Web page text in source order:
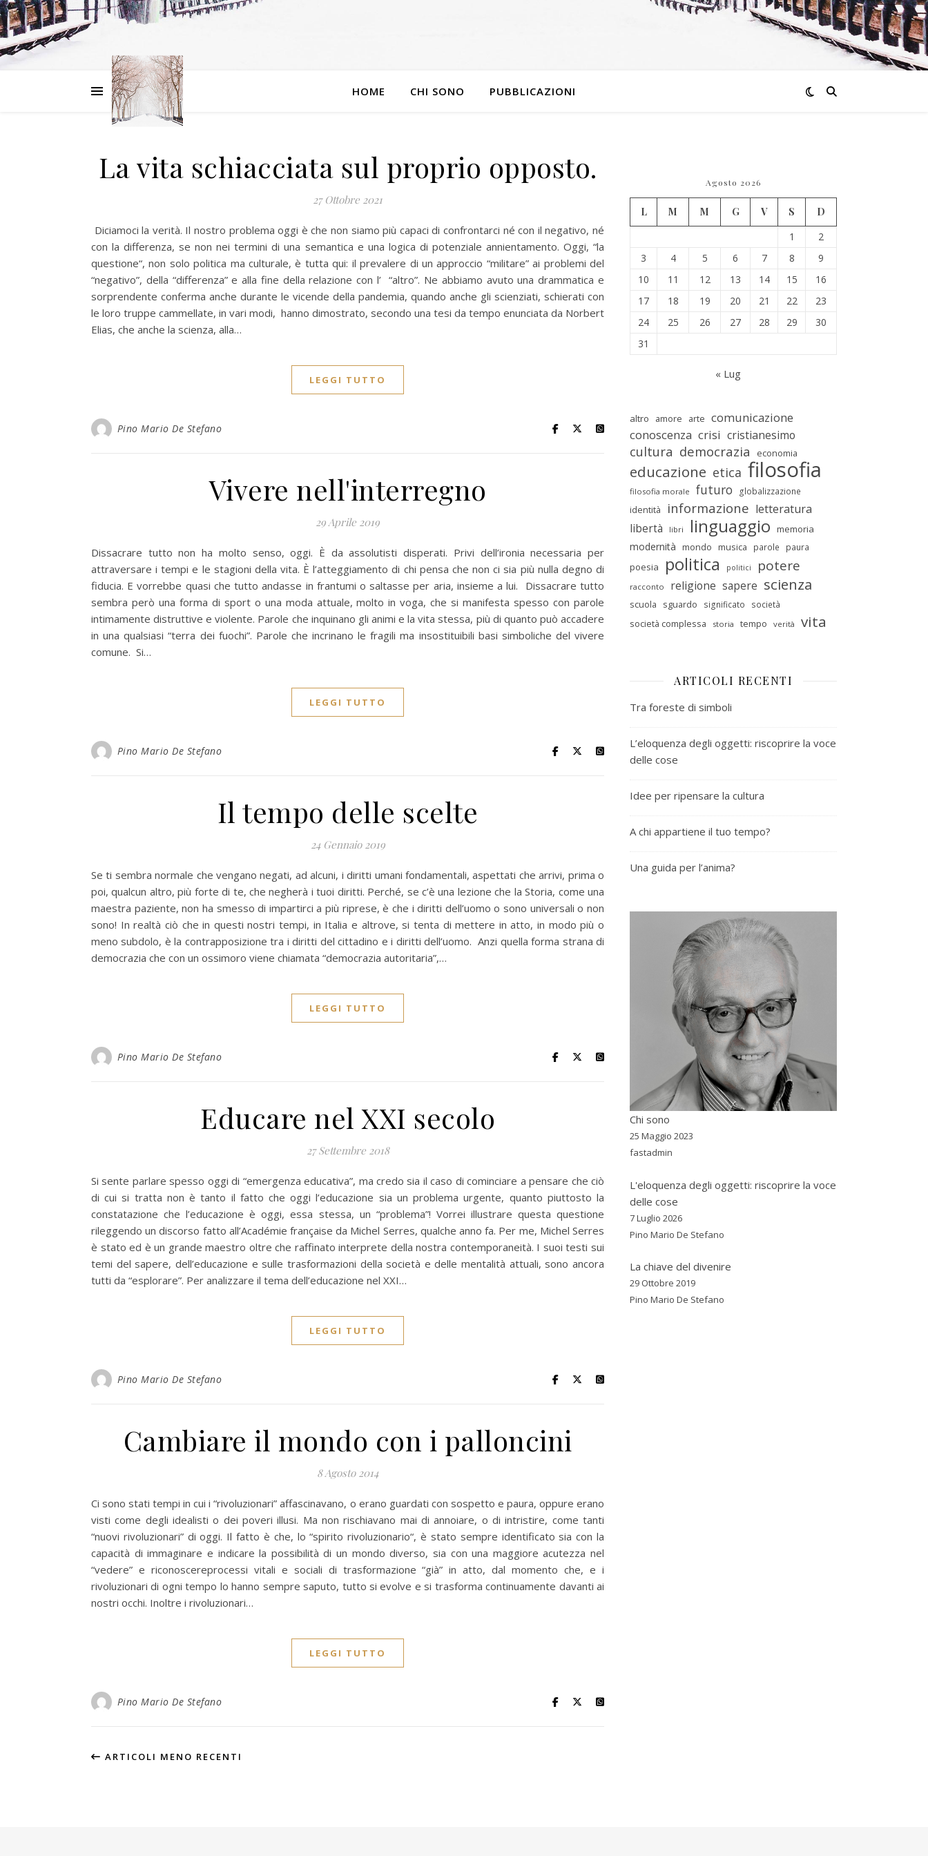
HOME CHI SONO PUBBLICAZIONI
La vita schiacciata sul proprio opposto.
27 Ottobre 2021
Diciamoci la verità. Il nostro problema oggi è che non siamo più capaci di confrontarci né con il negativo, né
con la differenza, se non nei termini di una semantica e una logica di potenziale annientamento. Oggi, “la
questione“, non solo politica ma culturale, è tutta qui: il prevalere di un approccio “militare” ai problemi del
“negativo”, della “differenza” e alla fine della relazione con l’ “altro”. Ne abbiamo avuto una drammatica e
sorprendente conferma anche durante le vicende della pandemia, quando anche gli scienziati, schierati con
le loro truppe cammellate, in vari modi, hanno dimostrato, secondo una tesi da tempo enunciata da Norbert
Elias, che anche la scienza, alla…
LEGGI TUTTO
Pino Mario De Stefano
Vivere nell'interregno
29 Aprile 2019
Dissacrare tutto non ha molto senso, oggi. È da assolutisti disperati. Privi dell’ironia necessaria per
attraversare i tempi e le stagioni della vita. È l’atteggiamento di chi pensa che non ci sia più nulla degno di
fiducia. E vorrebbe quasi che tutto andasse in frantumi o saltasse per aria, insieme a lui. Dissacrare tutto
sembra però una forma di sport o una moda attuale, molto in voga, che si manifesta spesso con parole
intimamente distruttive e violente. Parole che inquinano gli animi e la vita stessa, più di quanto può accadere
in una qualsiasi “terra dei fuochi”. Parole che incrinano le fragili ma insostituibili basi simboliche del vivere
comune. Si…
LEGGI TUTTO
Pino Mario De Stefano
Il tempo delle scelte
24 Gennaio 2019
Se ti sembra normale che vengano negati, ad alcuni, i diritti umani fondamentali, aspettati che arrivi, prima o
poi, qualcun altro, più forte di te, che negherà i tuoi diritti. Perché, se c’è una lezione che la Storia, come una
maestra paziente, non ha smesso di impartirci a più riprese, è che i diritti dell’uomo o sono universali o non
sono! In realtà ciò che in questi nostri tempi, in Italia e altrove, si tenta di mettere in atto, in modo più o
meno subdolo, è la contrapposizione tra i diritti del cittadino e i diritti dell’uomo. Anzi quella forma strana di
democrazia che con un ossimoro viene chiamata “democrazia autoritaria”,…
LEGGI TUTTO
Pino Mario De Stefano
Educare nel XXI secolo
27 Settembre 2018
Si sente parlare spesso oggi di “emergenza educativa”, ma credo sia il caso di cominciare a pensare che ciò
di cui si tratta non è tanto il fatto che oggi l’educazione sia un problema urgente, quanto piuttosto la
constatazione che l’educazione è oggi, essa stessa, un “problema”! Vorrei illustrare questa questione
rileggendo un discorso fatto all’Académie française da Michel Serres, qualche anno fa. Per me, Michel Serres
è stato ed è un grande maestro oltre che raffinato interprete della nostra contemporaneità. I suoi testi sui
temi del sapere, dell’educazione e sulle trasformazioni della società e delle mentalità attuali, sono ancora
tutti da “esplorare”. Per analizzare il tema dell’educazione nel XXI…
LEGGI TUTTO
Pino Mario De Stefano
Cambiare il mondo con i palloncini
8 Agosto 2014
Ci sono stati tempi in cui i “rivoluzionari” affascinavano, o erano guardati con sospetto e paura, oppure erano
visti come degli idealisti o dei poveri illusi. Ma non rischiavano mai di annoiare, o di intristire, come tanti
“nuovi rivoluzionari” di oggi. Il fatto è che, lo “spirito rivoluzionario“, è stato sempre identificato sia con la
capacità di immaginare e indicare la possibilità di un mondo diverso, sia con una maggiore acutezza nel
“vedere” e riconoscereprocessi vitali e sociali di trasformazione “già” in atto, dal momento che, e i
rivoluzionari di ogni tempo lo hanno sempre saputo, tutto si evolve e si trasforma continuamente davanti ai
nostri occhi. Inoltre i rivoluzionari…
LEGGI TUTTO
Pino Mario De Stefano
ARTICOLI MENO RECENTI
Agosto 2026
L M M G V S
D
1
2
3
4 5 6 7 8
9
10
11 12 13 14 15
16
17
18 19 20 21 22
23
24
25 26 27 28 29
30
31
« Lug
altro amore arte comunicazione
conoscenza crisi cristianesimo
cultura democrazia economia
educazione etica filosofia
filosofia morale futuro globalizzazione
identità informazione letteratura
libertà
libri linguaggio memoria
modernità mondo musica parole paura
poesia politica politici potere
racconto religione sapere scienza
scuola sguardo significato società
società complessa storia tempo verità vita
ARTICOLI RECENTI
Tra foreste di simboli
L’eloquenza degli oggetti: riscoprire la voce
delle cose
Idee per ripensare la cultura
A chi appartiene il tuo tempo?
Una guida per l’anima?
Chi sono
25 Maggio 2023
fastadmin
L'eloquenza degli oggetti: riscoprire la voce
delle cose
7 Luglio 2026
Pino Mario De Stefano
La chiave del divenire
29 Ottobre 2019
Pino Mario De Stefano